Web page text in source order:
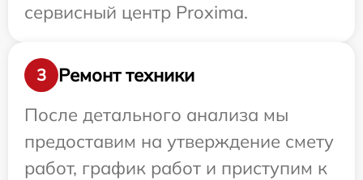
сервисный центр Proxima.
3
Ремонт техники
После детального анализа мы
предоставим на утверждение смету
работ, график работ и приступим к